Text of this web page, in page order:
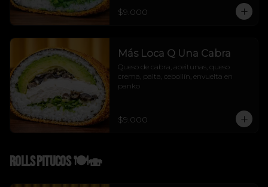
😏💛
$9.000
Más Loca Q Una Cabra
Queso de cabra, aceitunas, queso
crema, palta, cebollín, envuelta en
panko
$9.000
Rolls Pitucos 🍽️🍣